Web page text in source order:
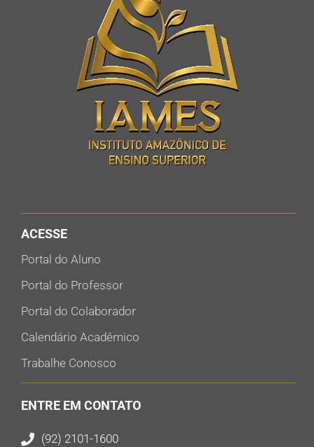
ACESSE
Portal do Aluno
Portal do Professor
Portal do Colaborador
Calendário Acadêmico
Trabalhe Conosco
ENTRE EM CONTATO
(92) 2101-1600